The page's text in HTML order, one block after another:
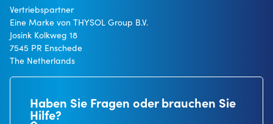
Vertriebspartner
Eine Marke von THYSOL Group B.V.
Josink Kolkweg 18
7545 PR Enschede
The Netherlands
Haben Sie Fragen oder brauchen Sie
Hilfe?